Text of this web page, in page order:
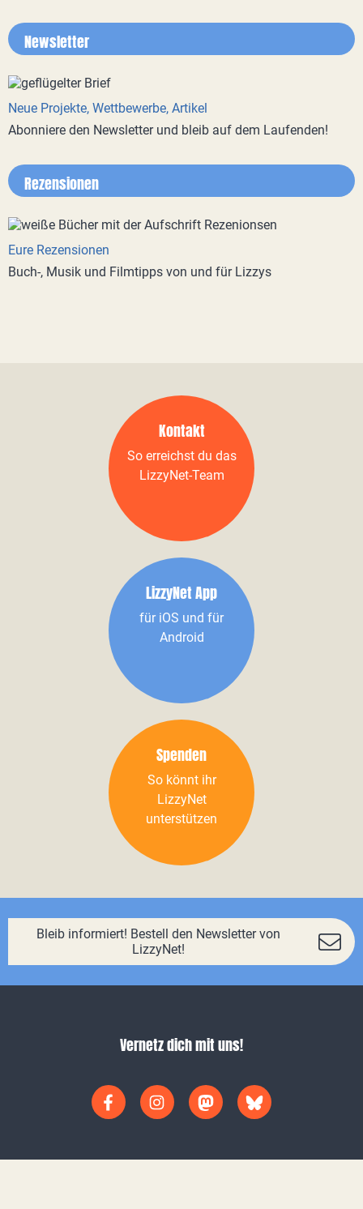
Newsletter
Neue Projekte, Wettbewerbe, Artikel
Abonniere den Newsletter und bleib auf dem Laufenden!
Rezensionen
Eure Rezensionen
Buch-, Musik und Filmtipps von und für Lizzys
Kontakt
So erreichst du das
LizzyNet-Team
LizzyNet App
für iOS und für
Android
Spenden
So könnt ihr
LizzyNet
unterstützen
Bleib informiert! Bestell den Newsletter von
LizzyNet!
Vernetz dich mit uns!